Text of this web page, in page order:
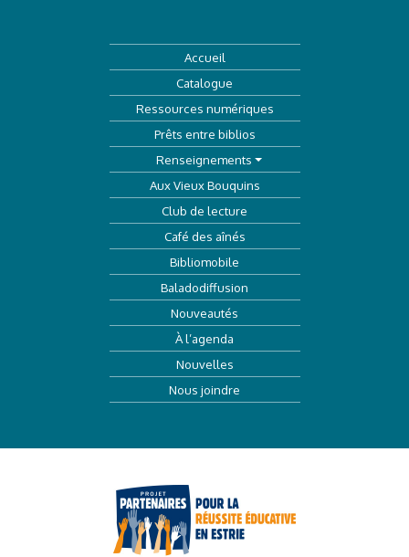
Accueil
Catalogue
Ressources numériques
Prêts entre biblios
Renseignements
Aux Vieux Bouquins
Club de lecture
Café des aînés
Bibliomobile
Baladodiffusion
Nouveautés
À l’agenda
Nouvelles
Nous joindre